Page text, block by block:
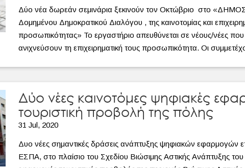
Δύο νέα δωρεάν σεμινάρια ξεκινούν τον Οκτώβριο στο
Δομημένου Δημοκρατικού Διαλόγου , της καινοτομίας και
προσωπικότητας» Το εργαστήριο απευθύνεται σε νέους/νέες που
ανιχνεύσουν τη επιχειρηματική τους προσωπικότητα. Οι
Δύο νέες καινοτόμες ψηφιακές
τουριστική προβολή της πόλης
31 Jul, 2020
Δυο νέες σημαντικές δράσεις ανάπτυξης ψηφιακών εφαρμογών
ΕΣΠΑ, στο πλαίσιο του Σχεδίου Βιώσιμης Αστικής Ανάπτυξης